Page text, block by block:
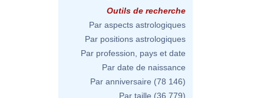
Outils de recherche
Par aspects astrologiques
Par positions astrologiques
Par profession, pays et date
Par date de naissance
Par anniversaire (78 146)
Par taille (36 779)